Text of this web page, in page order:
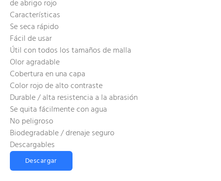
de abrigo rojo
Características
Se seca rápido
Fácil de usar
Útil con todos los tamaños de malla
Olor agradable
Cobertura en una capa
Color rojo de alto contraste
Durable / alta resistencia a la abrasión
Se quita fácilmente con agua
No peligroso
Biodegradable / drenaje seguro
Descargables
Descargar